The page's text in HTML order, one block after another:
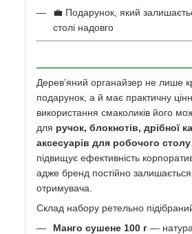
💼 Подарунок, який
столі надовго
Дерев’яний органайзер не лише
подарунок, а й має практичну
використання смаколиків його
для ручок, блокнотів, дрібної
аксесуарів для робочого столу
підвищує ефективність
адже бренд постійно залишається
отримувача.
Склад набору ретельно
Манго сушене 100 г —